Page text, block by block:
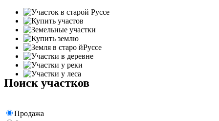
Поиск участков
Продажа